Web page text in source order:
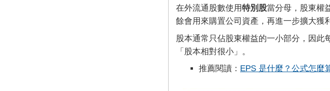
在外流通股數使用特別股當分母，股東權
餘會用來購置公司資產，再進一步擴大獲
股本通常只佔股東權益的一小部分，因
「股本相對很小」。
推薦閱讀： EPS 是什麼？公式怎麼